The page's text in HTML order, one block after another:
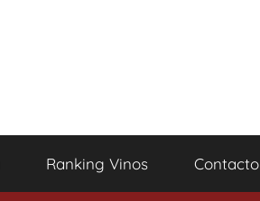
Ranking Vinos Contacto